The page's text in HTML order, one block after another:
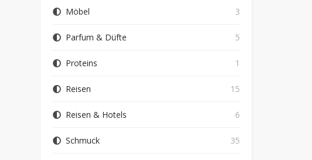
Möbel 3
Parfum & Düfte 5
Proteins 1
Reisen 15
Reisen & Hotels 6
Schmuck 35